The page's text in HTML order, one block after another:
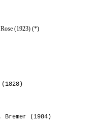
ORB3.31
(1923) (*)
(1828)
Bremer (1984)